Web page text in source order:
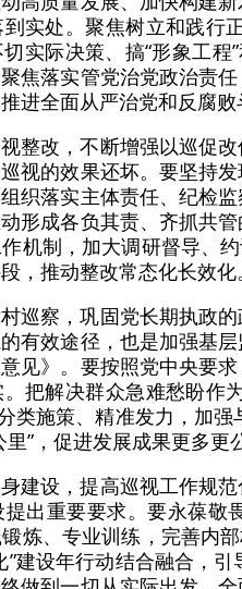
实处。聚焦树立和践行
实际决策、搞“形象工程
焦落实管党治党政治责
进全面从严治党和反腐
整改，不断增强以巡促
视的效果还坏。要坚持
织落实主体责任、纪检
形成各负其责、齐抓共
机制，加大调研督导、
，推动整改常态化长效化。
巡察，巩固党长期执政
有效途径，也是加强基
见》。要按照党中央要
把解决群众急难愁盼作
类施策、精准发力，加
”，促进发展成果更多
建设，提高巡视工作规
出重要要求。要永葆敬
炼、专业训练，完善内
”建设年行动结合融合，